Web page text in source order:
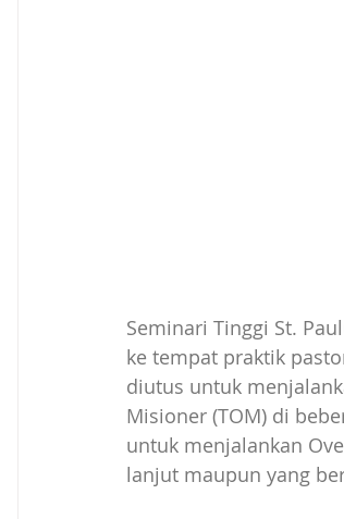
Seminari Tinggi St.
ke tempat praktik
diutus untuk
Misioner (TOM) di
untuk menjalankan
lanjut maupun yang